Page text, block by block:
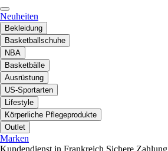
Neuheiten
Bekleidung
Basketballschuhe
NBA
Basketbälle
Ausrüstung
US-Sportarten
Lifestyle
Körperliche Pflegeprodukte
Outlet
Marken